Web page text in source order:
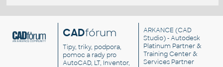
CADfórum
Tipy, triky, podpora,
pomoc a rady pro
AutoCAD, LT, Inventor,
ARKANCE (CAD
Studio) - Autodesk
Platinum Partner &
Training Center &
Services Partner